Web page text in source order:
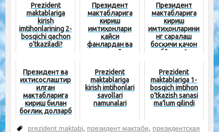
Prezident
maktablariga
kirish
imtihonlarining 2-
bosqichi qachon
o‘tkaziladi?
Президент
мактабларига
кириш
имтиҳонлари
қайси
фанлардан ва
қандай
ўтади...
Президент
мактабларига
кириш
имтиҳонларини
нг саралаш
босқичи қачон
бўлади?
Президент ва
ихтисослаштир
илган
мактабларига
кириш билан
боғлиқ долзарб
жавоблар
Prezident
maktablariga
kirish imtihonlari
savollari
namunalari
Prezident
maktablariga 1-
bosqich imtihon
o‘tkazish sanasi
ma’lum qilindi
prezident maktabi президент мактаби
президентская